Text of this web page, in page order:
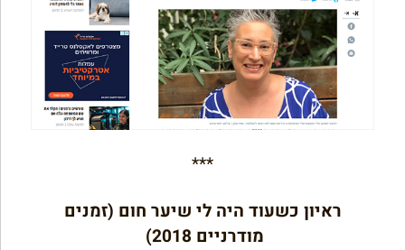
***
ראיון כשעוד היה לי שיער חום (זמנים
מודרניים 2018)